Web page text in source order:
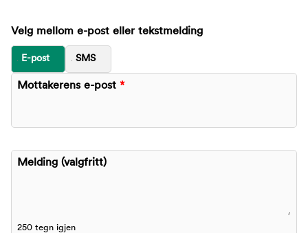
Velg mellom e-post eller tekstmelding
E-post SMS
Mottakerens e-post *
Melding (valgfritt)
250 tegn igjen